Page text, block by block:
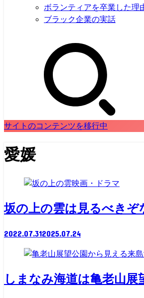
ボランティアを卒業した理
ブラック企業の実話
サイトのコンテンツを移行中
愛媛
映画・ドラマ
坂の上の雲は見るべき
2022.07.312025.07.24
しまなみ海道は亀老山